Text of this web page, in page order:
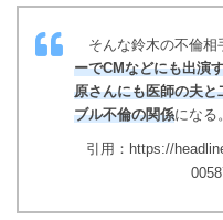
そんな鈴木の不倫相
ーでCMなどにも出演
原さんにも医師の夫と
ブル不倫の関係になる。
引用：https://